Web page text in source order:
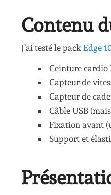
Contenu
J’ai testé le pack Edge
Ceinture cardio
Capteur de
Capteur de
Câble USB
Fixation avant
Support et